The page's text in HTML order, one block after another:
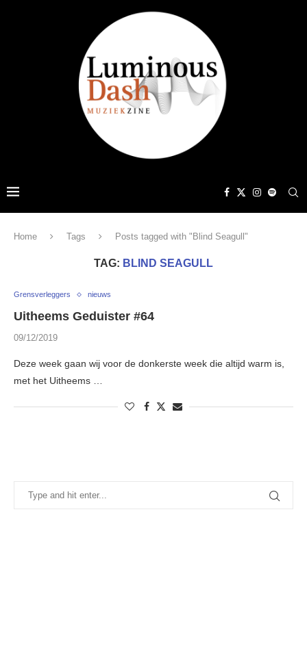
Home Tags Posts tagged with "Blind Seagull"
TAG: BLIND SEAGULL
Grensverleggers nieuws
Uitheems Geduister #64
09/12/2019
Deze week gaan wij voor de donkerste week die altijd warm is,
met het Uitheems …